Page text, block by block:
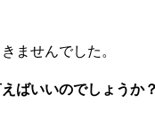
ませんでした。
ばいいのでしょうか？